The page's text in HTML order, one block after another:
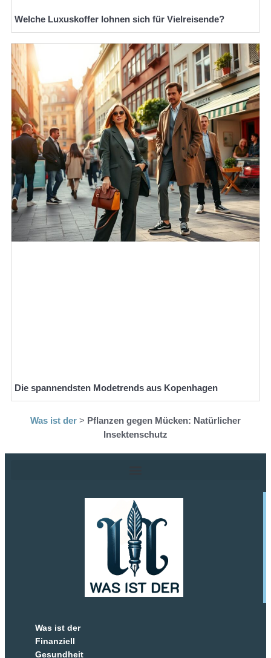
Welche Luxuskoffer lohnen sich für Vielreisende?
Die spannendsten Modetrends aus Kopenhagen
Was ist der > Pflanzen gegen Mücken: Natürlicher
Insektenschutz
Was ist der
Finanziell
Gesundheit